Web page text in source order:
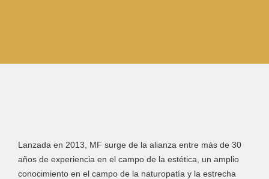
Lanzada en 2013, MF surge de la alianza entre más de 30
años de experiencia en el campo de la estética, un amplio
conocimiento en el campo de la naturopatía y la estrecha